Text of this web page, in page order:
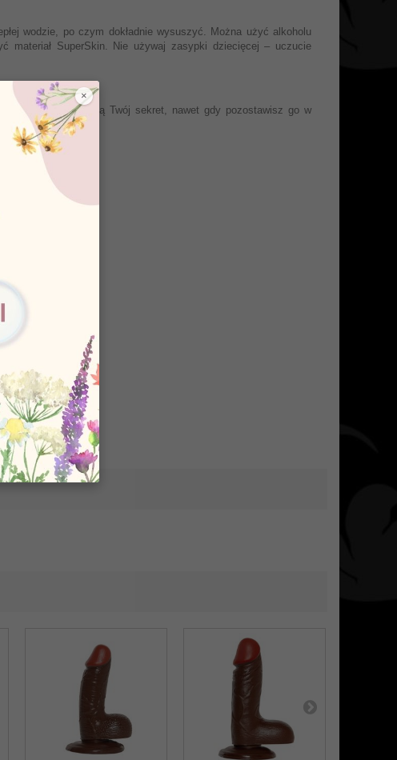
wodzie, po czym dokładnie wysuszyć. Można użyć alkoholu
materiał SuperSkin. Nie używaj zasypki dziecięcej – uczucie
osoby poznają Twój sekret, nawet gdy pozostawisz go w
×